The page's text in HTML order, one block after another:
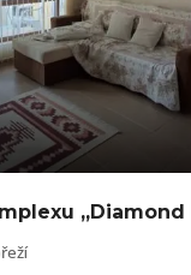
„Diamond